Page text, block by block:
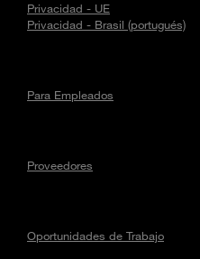
Privacidad - UE
Privacidad - Brasil (portugués)
Para Empleados
Proveedores
Oportunidades de Trabajo